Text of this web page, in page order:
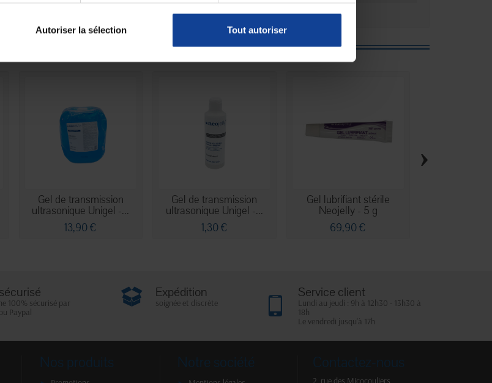
Autoriser la sélection Tout autoriser
dans la même catégorie :
Gel de transmission
ultrasonique Unigel -...
13,90 €
Gel de transmission
ultrasonique Unigel -...
1,30 €
Gel lubrifiant stérile
Neojelly - 5 g
69,90 €
›
100% sécurisé par
Paypal
Expédition
soignée et discrète
Service client
Lundi au jeudi : 9h à 12h30 - 13h30 à
18h
Le vendredi jusqu'à 17h
Nos produits Notre société Contactez-nous
2, rue des Micocouliers